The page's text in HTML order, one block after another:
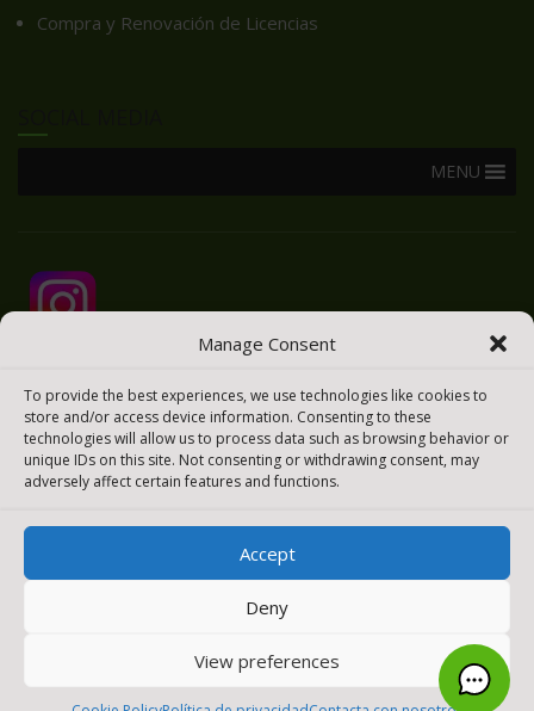
Manage Consent
To provide the best experiences, we use technologies like cookies to
store and/or access device information. Consenting to these
technologies will allow us to process data such as browsing behavior or
unique IDs on this site. Not consenting or withdrawing consent, may
adversely affect certain features and functions.
Accept
Deny
View preferences
Compra y Renovación de Licencias
MENU
[payment_methods_image]